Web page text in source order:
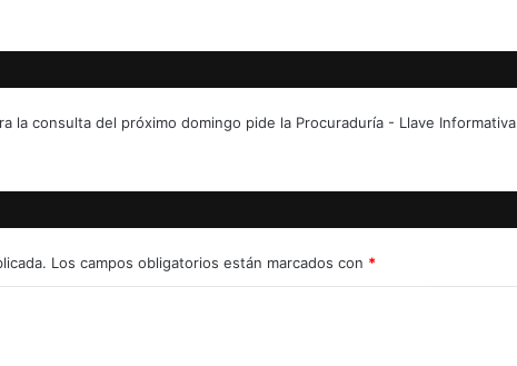
la consulta del próximo domingo pide la Procuraduría - Llave Informativa
Los campos obligatorios están marcados con *